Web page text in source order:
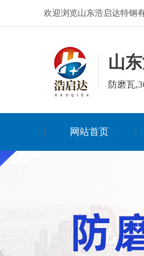
欢迎浏览山东浩启达特钢
山
防磨瓦
网站首页